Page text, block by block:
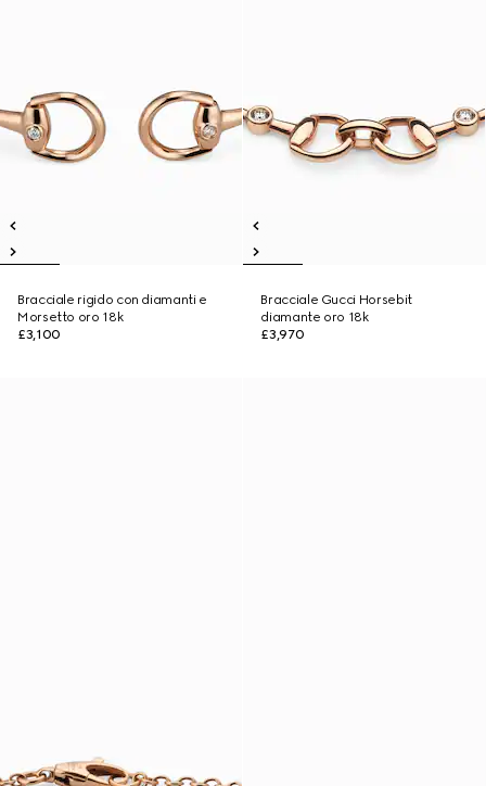
Bracciale rigido con diamanti e
Morsetto oro 18k
£3,100
Bracciale Gucci Horsebit
diamante oro 18k
£3,970